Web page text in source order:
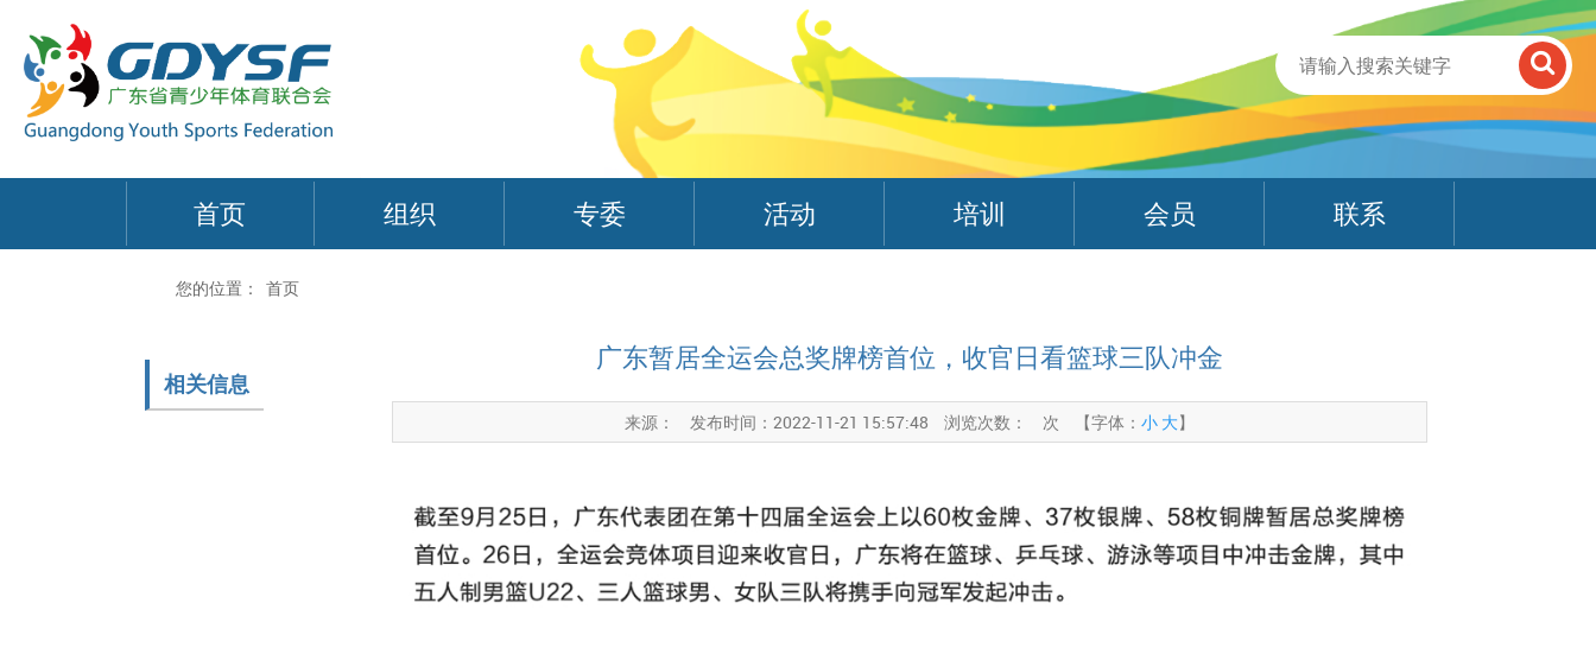
首页 组织 专委 活动 培训 会员 联系
您的位置： 首页
相关信息
广东暂居全运会总奖牌榜首位，收官日看篮球三队冲金
来源： 发布时间：2022-11-21 15:57:48 浏览次数： 次 【字体：小 大】